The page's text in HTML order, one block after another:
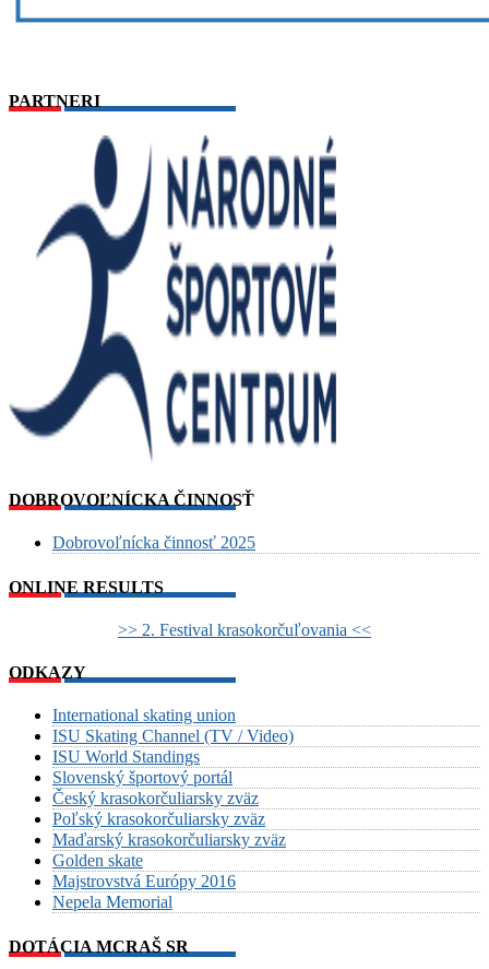
PARTNERI
DOBROVOĽNÍCKA ČINNOSŤ
Dobrovoľnícka činnosť 2025
ONLINE RESULTS
>> 2. Festival krasokorčuľovania <<
ODKAZY
International skating union
ISU Skating Channel (TV / Video)
ISU World Standings
Slovenský športový portál
Český krasokorčuliarsky zväz
Poľský krasokorčuliarsky zväz
Maďarský krasokorčuliarsky zväz
Golden skate
Majstrovstvá Európy 2016
Nepela Memorial
DOTÁCIA MCRAŠ SR